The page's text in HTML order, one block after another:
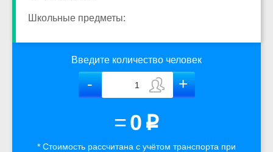
Школьные предметы:
Введите количество человек
=0 p
* Стоимость рассчитана с учётом транспорта при